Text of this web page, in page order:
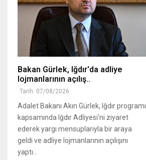
Bakan Gürlek, Iğdır'da adliye
lojmanlarının açılış..
Tarih: 07/08/2026
Adalet Bakanı Akın Gürlek, Iğdır programı
kapsamında Iğdır Adliyesi'ni ziyaret
ederek yargı mensuplarıyla bir araya
geldi ve adliye lojmanlarının açılışını
yaptı...